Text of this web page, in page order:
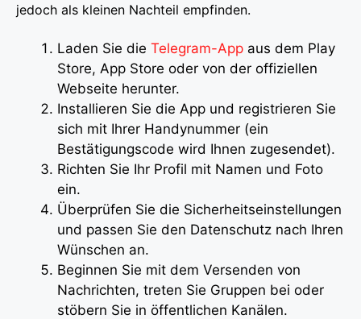
jedoch als kleinen Nachteil empfinden.
Laden Sie die Telegram-App aus dem Play
Store, App Store oder von der offiziellen
Webseite herunter.
Installieren Sie die App und registrieren Sie
sich mit Ihrer Handynummer (ein
Bestätigungscode wird Ihnen zugesendet).
Richten Sie Ihr Profil mit Namen und Foto
ein.
Überprüfen Sie die Sicherheitseinstellungen
und passen Sie den Datenschutz nach Ihren
Wünschen an.
Beginnen Sie mit dem Versenden von
Nachrichten, treten Sie Gruppen bei oder
stöbern Sie in öffentlichen Kanälen.